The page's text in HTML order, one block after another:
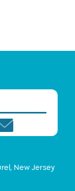
New Jersey